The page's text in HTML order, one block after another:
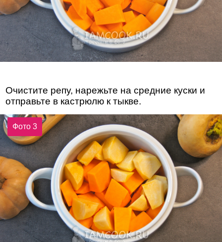
Очистите репу, нарежьте на средние куски и
отправьте в кастрюлю к тыкве.
Фото 3